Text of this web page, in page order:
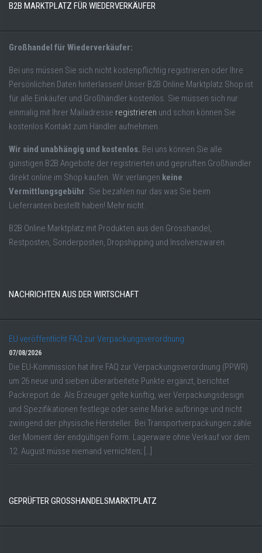
B2B MARKTPLATZ FÜR WIEDERVERKÄUFER
Großhandel für Wiederverkäufer:
Bei uns müssen Sie sich nicht kostenpflichtig registrieren oder Ihre
Persönlichen Daten hinterlassen! Unser B2B Online Marktplatz Shop ist
für alle Einkäufer und Großhändler kostenlos. Sie müssen sich nur
einmalig mit Ihrer Mailadresse registrieren und schon können Sie
kostenlos Kontakt zum Händler aufnehmen.
Wir sind unabhängig und kostenlos. Bei uns können Sie alle
günstigen B2B Angebote der registrierten und geprüften Großhändler
direkt online im Shop kaufen. Wir verlangen keine
Vermittlungsgebühr. Sie bezahlen nur das was Sie beim
Lieferranten bestellt haben! Mehr nicht.
B2B Online Marktplatz mit Produkten aus den Grosshandel,
Restposten, Sonderposten, Dropshipping und Insolvenzwaren.
NACHRICHTEN AUS DER WIRTSCHAFT
EU veröffentlicht FAQ zur Verpackungsverordnung
07/08/2026
Die EU-Kommission hat ihre FAQ zur Verpackungsverordnung (PPWR)
um 26 neue und sieben überarbeitete Punkte ergänzt, berichtet
Packreport.de. Als Erzeuger gelte künftig, wer Verpackungsdesign
und Spezifikationen festlege oder seine Marke aufbringe und nicht
zwingend der physische Hersteller. Bei Transportverpackungen zähle
der Moment der endgültigen Form. Lagerware ohne Verkauf vor dem
12. August müsse niemand vernichten; […]
GEPRÜFTER GROSSHANDELSMARKTPLATZ